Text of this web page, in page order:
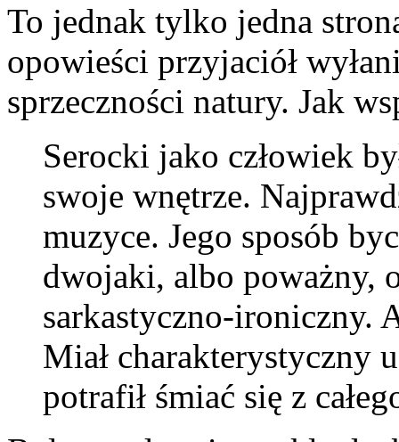
To jednak tylko jedna
opowieści przyjaciół
sprzeczności natury. Jak
Serocki jako człowiek
swoje wnętrze.
muzyce. Jego sposób
dwojaki, albo poważny,
sarkastyczno-ironiczny.
Miał charakterystyczny
potrafił śmiać się z